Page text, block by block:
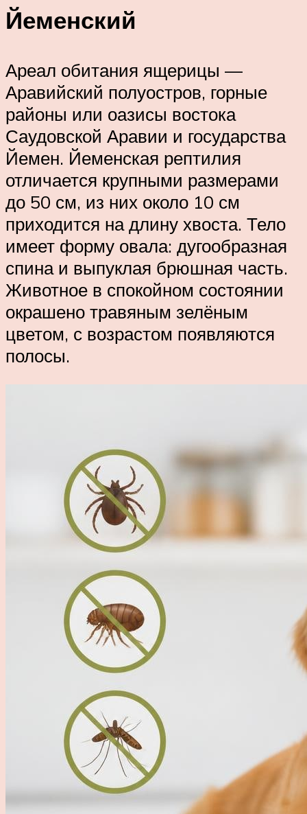
Йеменский
Ареал обитания ящерицы —
Аравийский полуостров, горные
районы или оазисы востока
Саудовской Аравии и государства
Йемен. Йеменская рептилия
отличается крупными размерами
до 50 см, из них около 10 см
приходится на длину хвоста. Тело
имеет форму овала: дугообразная
спина и выпуклая брюшная часть.
Животное в спокойном состоянии
окрашено травяным зелёным
цветом, с возрастом появляются
полосы.